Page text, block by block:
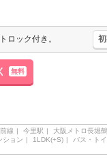
ロック付き。
無料
線 今里駅
大阪メトロ長堀
ション 1LDK(+S)
バス・ト